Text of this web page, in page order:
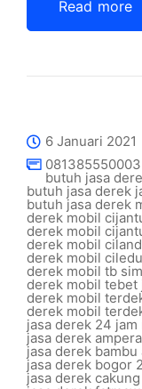
Read more
6 Januari 2021
butuh jasa
butuh jasa derek
butuh jasa derek
derek mobil
derek mobil
derek mobil
derek mobil
derek mobil tb
derek mobil tebet
derek mobil
derek mobil
jasa derek 24 jam
jasa derek
jasa derek
jasa derek bogor
jasa derek